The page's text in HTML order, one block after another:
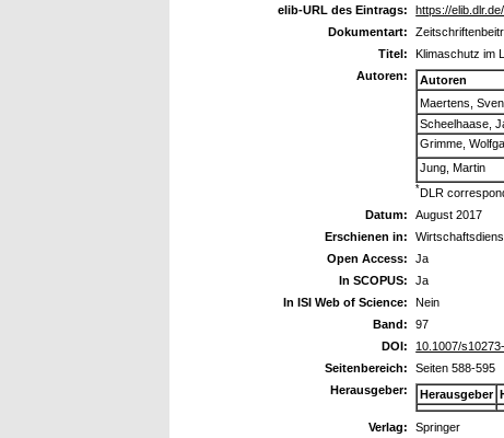
elib-URL des Eintrags:
https://
Dokumentart:
Titel:
Klimaschutz im
Autoren:
Autoren
Maertens, Sven
Scheelhaase,
Grimme,
Jung, Martin
*DLR
Datum:
August 2017
Erschienen in:
Open Access:
Ja
In SCOPUS:
Ja
In ISI Web of Science:
Nein
Band:
97
DOI:
10.1007/
Seitenbereich:
Seiten 588-595
Herausgeber:
Herausgeber
Verlag: Springer